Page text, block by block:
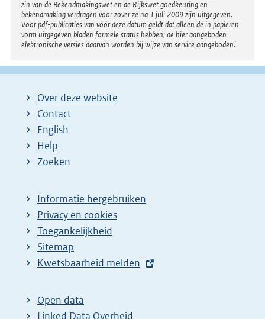
zin van de Bekendmakingswet en de Rijkswet goedkeuring en
bekendmaking verdragen voor zover ze na 1 juli 2009 zijn uitgegeven.
Voor pdf-publicaties van vóór deze datum geldt dat alleen de in papieren
vorm uitgegeven bladen formele status hebben; de hier aangeboden
elektronische versies daarvan worden bij wijze van service aangeboden.
Over deze website
Contact
English
Help
Zoeken
Informatie hergebruiken
Privacy en cookies
Toegankelijkheid
Sitemap
E
t
e
Kwetsbaarheid melden
Open data
Linked Data Overheid